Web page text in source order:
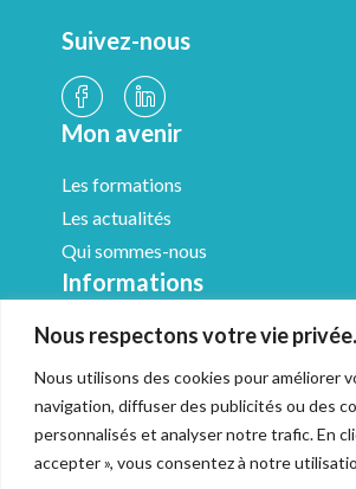
Nous respectons votre vie privée.
Nous utilisons des cookies pour améliorer
navigation, diffuser des publicités ou des
personnalisés et analyser notre trafic. En
accepter », vous consentez à notre
Suivez-nous
Mon avenir
Les formations
Les actualités
Qui sommes-nous
Informations
Médiathèque
Mentions légales
CGV & Médiation
Politique de confidentialité
Accessibilité